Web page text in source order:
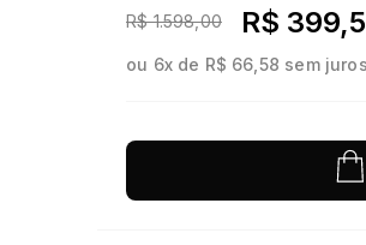
R$ 1.598,00 R$
ou 6x de R$ 66,58 sem juros